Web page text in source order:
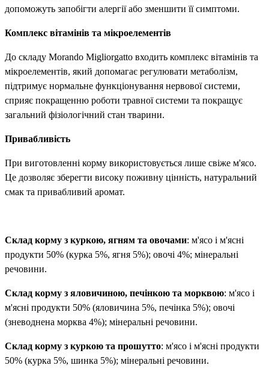
допоможуть запобігти алергії або зменшити її симптоми.
Комплекс вітамінів та мікроелементів
До складу Morando Migliorgatto входить комплекс вітамінів та
мікроелементів, який допомагає регулювати метаболізм,
підтримує нормальне функціонування нервової системи,
сприяє покращенню роботи травної системи та покращує
загальний фізіологічний стан тварини.
Привабливість
При виготовленні корму використовується лише свіже м'ясо.
Це дозволяє зберегти високу поживну цінність, натуральний
смак та привабливий аромат.
Склад корму з куркою, ягням та овочами: м'ясо і м'ясні
продукти 50% (курка 5%, ягня 5%); овочі 4%; мінеральні
речовини.
Склад корму з яловичиною, печінкою та морквою: м'ясо і
м'ясні продукти 50% (яловичина 5%, печінка 5%); овочі
(зневоднена морква 4%); мінеральні речовини.
Склад корму з куркою та прошутто: м'ясо і м'ясні продукти
50% (курка 5%, шинка 5%); мінеральні речовини.